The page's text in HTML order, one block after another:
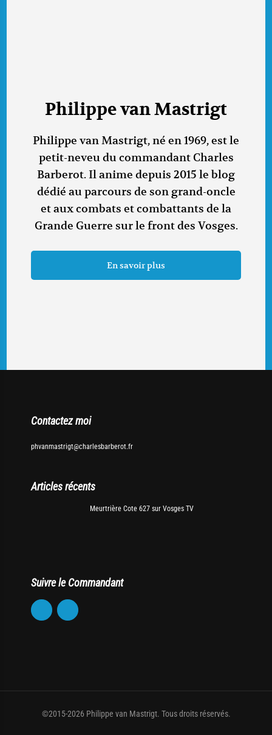
Philippe van Mastrigt
Philippe van Mastrigt, né en 1969, est le
petit-neveu du commandant Charles
Barberot. Il anime depuis 2015 le blog
dédié au parcours de son grand-oncle
et aux combats et combattants de la
Grande Guerre sur le front des Vosges.
En savoir plus
Contactez moi
phvanmastrigt@charlesbarberot.fr
Articles récents
Meurtrière Cote 627 sur Vosges TV
Suivre le Commandant
©2015-2026 Philippe van Mastrigt. Tous droits réservés.